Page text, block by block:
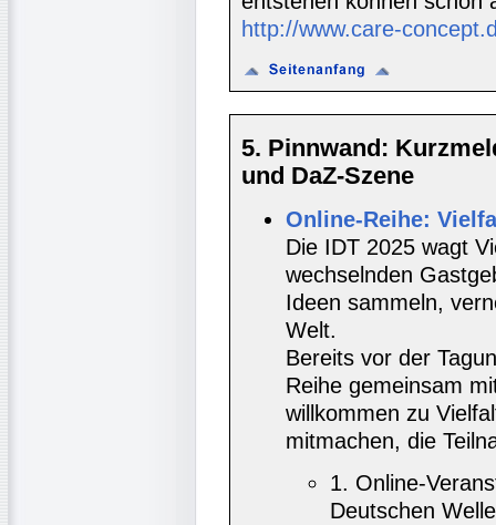
http://www.care-
5. Pinnwand:
und DaZ-Szene
Online-Reihe:
Die IDT 2025 wagt
wechselnden
Ideen sammeln,
Welt.
Bereits vor der
Reihe gemeinsam
willkommen zu
mitmachen, die
1. Online-
Deutschen